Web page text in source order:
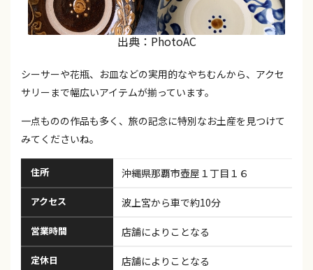
出典：PhotoAC
シーサーや花瓶、お皿などの実用的なやちむんから、アクセ
サリーまで幅広いアイテムが揃っています。
一点ものの作品も多く、旅の記念に特別なお土産を見つけて
みてくださいね。
住所 沖縄県那覇市壺屋１丁目１６
アクセス 波上宮から車で約10分
営業時間 店舗によりことなる
定休日 店舗によりことなる